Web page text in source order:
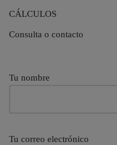
CÁLCULOS
Consulta o contacto
Tu nombre
Tu correo electrónico